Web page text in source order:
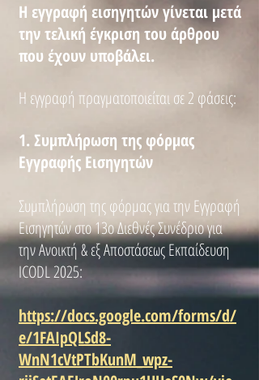
Η εγγραφή εισηγητών γίνεται μετά
την τελική έγκριση του άρθρου
που έχουν υποβάλει.
Η εγγραφή πραγματοποιείται σε 2 φάσεις:
1. Συμπλήρωση της φόρμας
Εγγραφής Εισηγητών
Συμπλήρωση της φόρμας για την Εγγραφή
Εισηγητών στο 13o Διεθνές Συνέδριο για
την Ανοικτή & εξ Αποστάσεως Εκπαίδευση
ICODL 2025:
https://docs.google.com/forms/d/
e/1FAIpQLSd8-
WnN1cVtPTbKunM_wpz-